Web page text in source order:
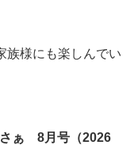
族様にも楽しんでい
ぁ 8月号（2026